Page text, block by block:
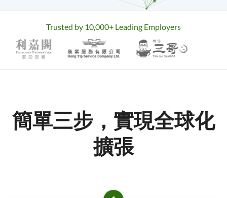
Trusted by 10,000+ Leading Employers
簡單三步，實現全球化
擴張